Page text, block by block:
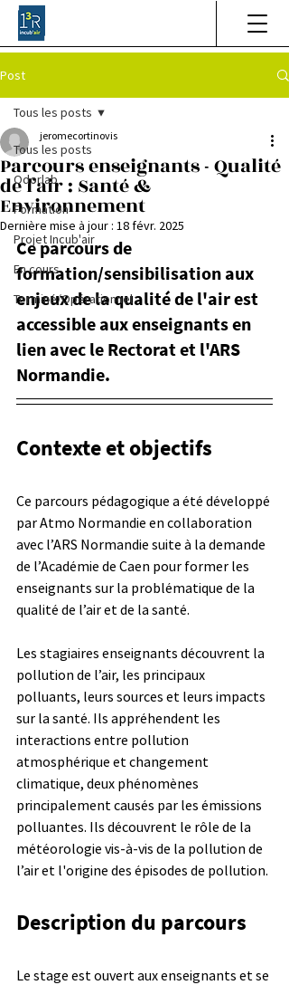
Post
Tous les posts
Odorlab
Formation
Projet Incub'air
En cours
Terminé/Opérationnel
Tous les posts
Parcours enseignants - Qualité
de l’air : Santé &
Environnement
jeromecortinovis
Dernière mise à jour : 18 févr. 2025
Ce parcours de
formation/sensibilisation aux
enjeux de la qualité de l'air est
accessible aux enseignants en
lien avec le Rectorat et l'ARS
Normandie.
Contexte et objectifs
Ce parcours pédagogique a été développé
par Atmo Normandie en collaboration
avec l’ARS Normandie suite à la demande
de l’Académie de Caen pour former les
enseignants sur la problématique de la
qualité de l’air et de la santé.
Les stagiaires enseignants découvrent la
pollution de l’air, les principaux
polluants, leurs sources et leurs impacts
sur la santé. Ils appréhendent les
interactions entre pollution
atmosphérique et changement
climatique, deux phénomènes
principalement causés par les émissions
polluantes. Ils découvrent le rôle de la
météorologie vis-à-vis de la pollution de
l’air et l'origine des épisodes de pollution.
Description du parcours
Le stage est ouvert aux enseignants et se